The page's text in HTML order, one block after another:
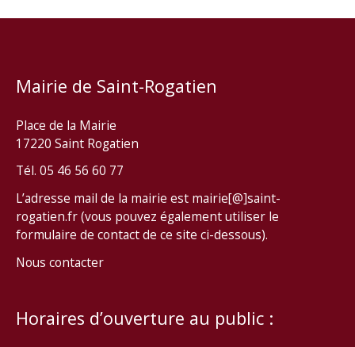
Mairie de Saint-Rogatien
Place de la Mairie
17220 Saint Rogatien
Tél. 05 46 56 60 77
L’adresse mail de la mairie est mairie[@]saint-
rogatien.fr (vous pouvez également utiliser le
formulaire de contact de ce site ci-dessous).
Nous contacter
Horaires d’ouverture au public :